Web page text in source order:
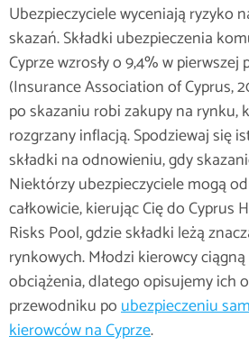
Ubezpieczyciele wyceniają ryzyko
skazań. Składki ubezpieczenia
Cyprze wzrosły o 9,4% w pierwszej
(Insurance Association of Cyprus,
po skazaniu robi zakupy na rynku,
rozgrzany inflacją. Spodziewaj się
składki na odnowieniu, gdy
Niektórzy ubezpieczyciele mogą
całkowicie, kierując Cię do Cyprus
Risks Pool, gdzie składki leżą
rynkowych. Młodzi kierowcy
obciążenia, dlatego opisujemy ich
przewodniku poubezpieczeniu
kierowców na Cyprze.